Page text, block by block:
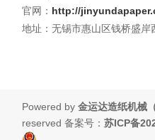
官网： http://
地址：无锡市惠山区钱桥盛岸
Powered by金运达造纸机械
reserved 备案号：苏ICP备